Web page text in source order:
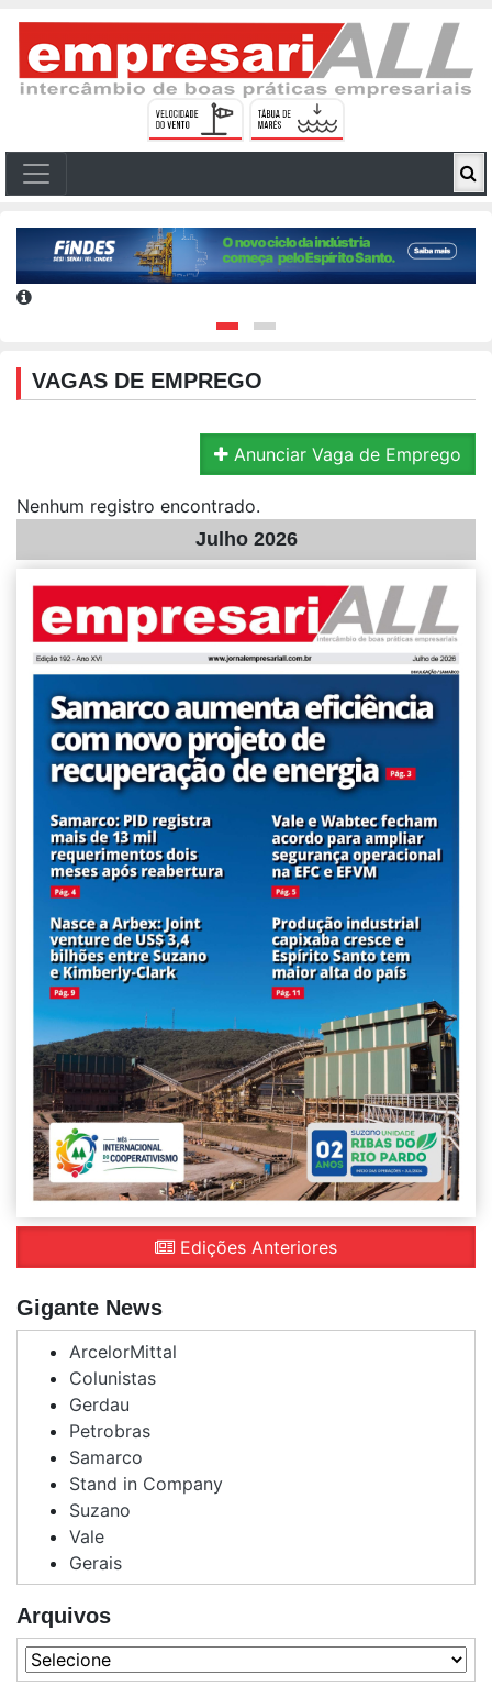
VAGAS DE EMPREGO
Anunciar Vaga de Emprego
Nenhum registro encontrado.
Julho 2026
Edições Anteriores
Gigante News
ArcelorMittal
Colunistas
Gerdau
Petrobras
Samarco
Stand in Company
Suzano
Vale
Gerais
Arquivos